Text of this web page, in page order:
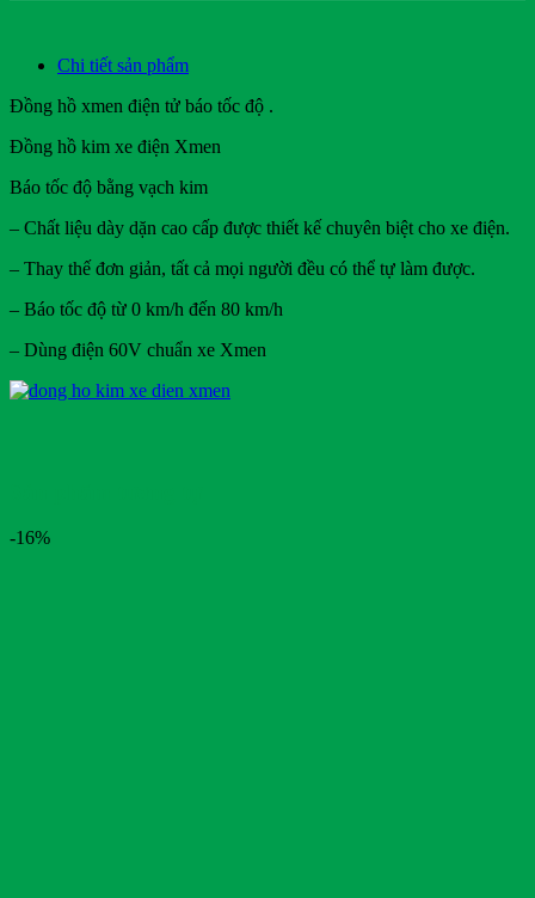
Chi tiết sản phẩm
Đồng hồ xmen điện tử báo tốc độ .
Đồng hồ kim xe điện Xmen
Báo tốc độ bằng vạch kim
– Chất liệu dày dặn cao cấp được thiết kế chuyên biệt cho xe điện.
– Thay thế đơn giản, tất cả mọi người đều có thể tự làm được.
– Báo tốc độ từ 0 km/h đến 80 km/h
– Dùng điện 60V chuẩn xe Xmen
-16%